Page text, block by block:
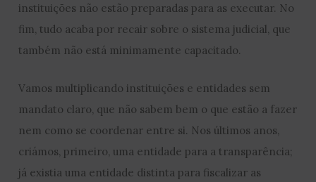
instituições não estão preparadas para as executar. No
fim, tudo acaba por recair sobre o sistema judicial, que
também não está minimamente capacitado.
Vamos multiplicando instituições e entidades sem
mandato claro, que não sabem bem o que estão a fazer
nem como se coordenar entre si. Nos últimos anos,
criámos, primeiro, uma entidade para a transparência;
já existia uma entidade distinta para fiscalizar as